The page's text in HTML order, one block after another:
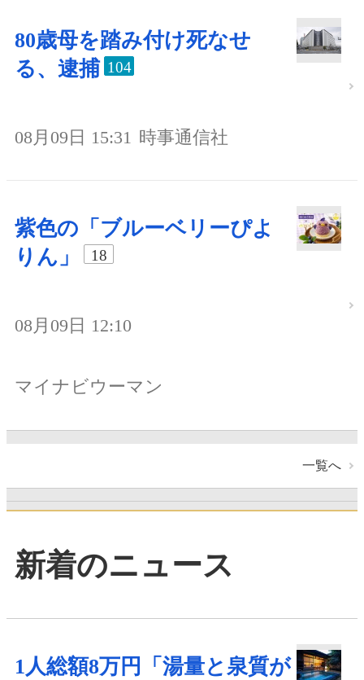
80歳母を踏み付け死なせ
る、逮捕 104
08月09日 15:31 時事通信社
紫色の「ブルーベリーぴよ
りん」
18
08月09日 12:10
マイナビウーマン
一覧へ
新着のニュース
1人総額8万円「湯量と泉質が